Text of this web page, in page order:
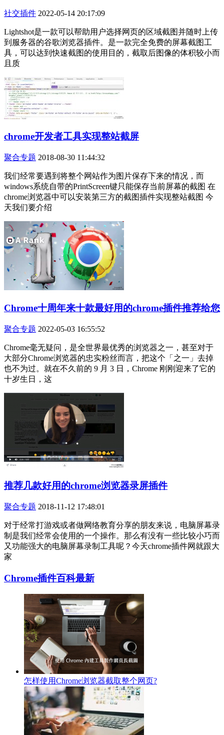
社交插件 2022-05-14 20:17:09
Lightshot是一款可以帮助用户选择网页的区域截图并随时上传
到服务器的谷歌浏览器插件。是一款完全免费的屏幕截图工
具，可以达到快速截图的使用目的，截取后图像的体积较小而
且质
chrome开发者工具实现整站截屏
聚合专题 2018-08-30 11:44:32
我们经常要遇到将整个网站作为图片保存下来的情况，而
windows系统自带的PrintScreen键只能保存当前屏幕的截图 在
chrome浏览器中可以安装第三方的截图插件实现整站截图 今
天我们要介绍
Chrome十周年来十款最好用的chrome插件推荐给您
聚合专题 2022-05-03 16:55:52
Chrome毫无疑问，是全世界最优秀的浏览器之一，甚至对于
大部分Chrome浏览器的忠实粉丝而言，把这个「之一」去掉
也不为过。就在不久前的 9 月 3 日，Chrome 刚刚迎来了它的
十岁生日，这
推荐几款好用的chrome浏览器录屏插件
聚合专题 2018-11-12 17:48:01
对于经常打游戏或者做网络教育分享的朋友来说，电脑屏幕录
制是我们经常会使用的一个操作。那么有没有一些比较小巧而
又功能强大的电脑屏幕录制工具呢？今天chrome插件网就跟大
家
Chrome插件百科最新
怎样使用Chrome浏览器截取整个网页?